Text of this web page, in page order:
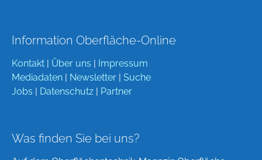
Information Oberfläche-Online
Kontakt Über uns
Impressum
Mediadaten
Newsletter
Suche
Jobs
Datenschutz Partner
Was finden Sie bei uns?